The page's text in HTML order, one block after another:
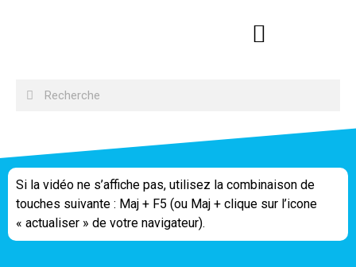
Si la vidéo ne s’affiche pas, utilisez la combinaison de
touches suivante : Maj + F5 (ou Maj + clique sur l’icone
« actualiser » de votre navigateur).